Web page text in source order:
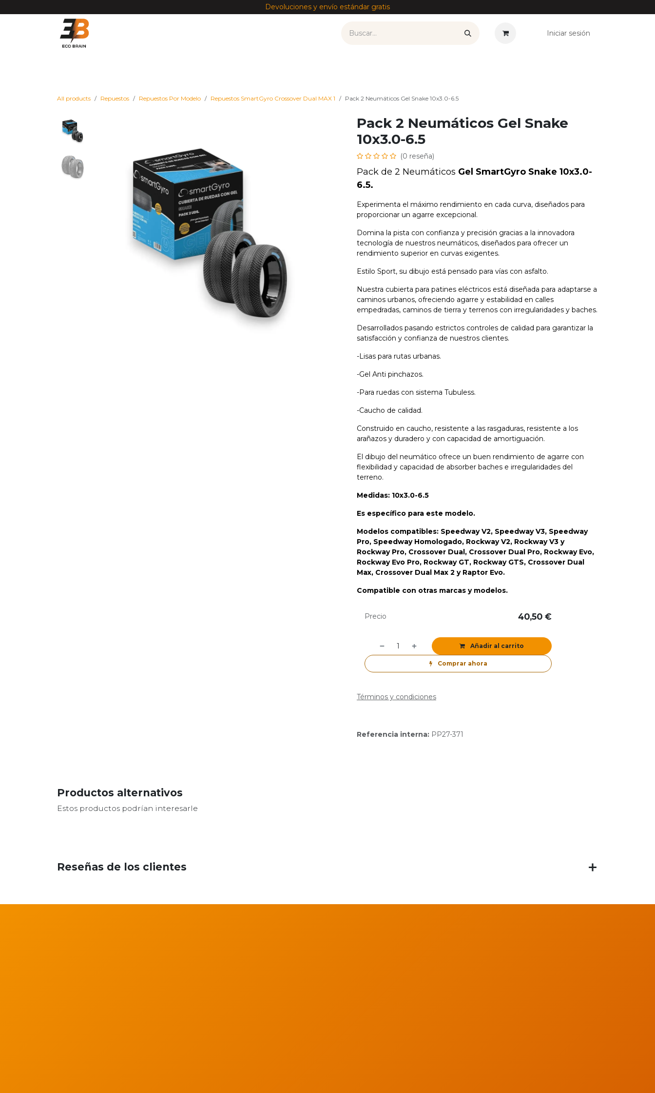
Devoluciones y envío estándar gratis
Iniciar sesión
All products Repuestos Repuestos Por Modelo Repuestos SmartGyro Crossover Dual MAX 1 Pack 2 Neumáticos Gel Snake 10x3.0-6.5
Pack 2 Neumáticos Gel Snake
10x3.0-6.5
(0 reseña)
Pack de 2 Neumáticos Gel SmartGyro Snake 10x3.0-
6.5.
Experimenta el máximo rendimiento en cada curva, diseñados para
proporcionar un agarre excepcional.
Domina la pista con confianza y precisión gracias a la innovadora
tecnología de nuestros neumáticos, diseñados para ofrecer un
rendimiento superior en curvas exigentes. ​
Estilo Sport, su dibujo está pensado para vías con asfalto.
Nuestra cubierta para patines eléctricos está diseñada para adaptarse a
caminos urbanos, ofreciendo agarre y estabilidad en calles
empedradas, caminos de tierra y terrenos con irregularidades y baches.
Desarrollados pasando estrictos controles de calidad para garantizar la
satisfacción y confianza de nuestros clientes.
-Lisas para rutas urbanas.
-Gel Anti pinchazos.
-Para ruedas con sistema Tubuless.
-Caucho de calidad.
Construido en caucho, resistente a las rasgaduras, resistente a los
arañazos y duradero y con capacidad de amortiguación.
El dibujo del neumático ofrece un buen rendimiento de agarre con
flexibilidad y capacidad de absorber baches e irregularidades del
terreno.
Medidas: 10x3.0-6.5
Es específico para este modelo.
Modelos compatibles: Speedway V2, Speedway V3, Speedway
Pro, Speedway Homologado, Rockway V2, Rockway V3 y
Rockway Pro, Crossover Dual, Crossover Dual Pro, Rockway Evo,
Rockway Evo Pro, Rockway GT, Rockway GTS, Crossover Dual
Max, Crossover Dual Max 2 y Raptor Evo.
Compatible con otras marcas y modelos.
Añadir al carrito
Comprar ahora
Precio 40,50 €
Términos y condiciones
Referencia interna: PP27-371
Productos alternativos
Estos productos podrían interesarle
Reseñas de los clientes